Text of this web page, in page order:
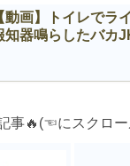
動画】トイレでラ
知器鳴らしたバカ
事🔥(☜にスクロ